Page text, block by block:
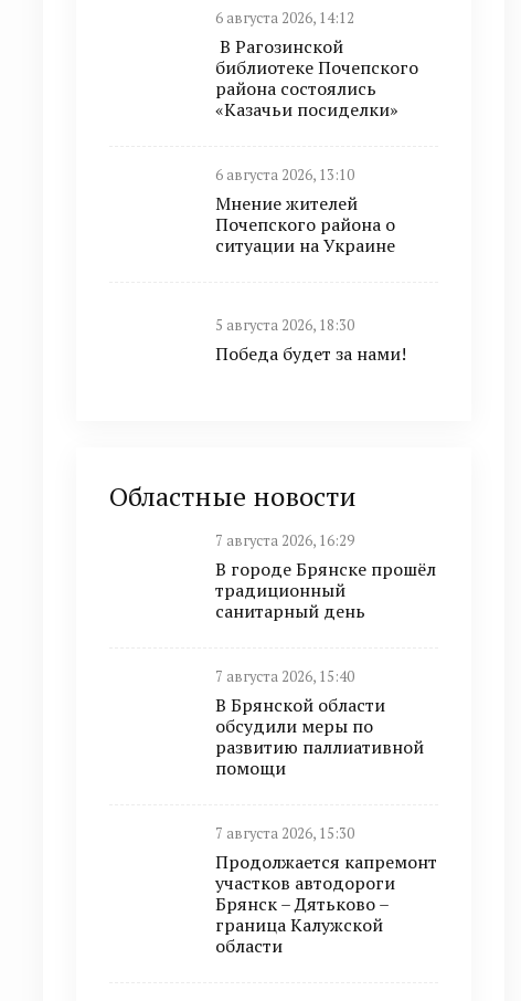
6 августа 2026, 14:12
В Рагозинской
библиотеке Почепского
района состоялись
«Казачьи посиделки»
6 августа 2026, 13:10
Мнение жителей
Почепского района о
ситуации на Украине
5 августа 2026, 18:30
Победа будет за нами!
Областные новости
7 августа 2026, 16:29
В городе Брянске прошёл
традиционный
санитарный день
7 августа 2026, 15:40
В Брянской области
обсудили меры по
развитию паллиативной
помощи
7 августа 2026, 15:30
Продолжается капремонт
участков автодороги
Брянск – Дятьково –
граница Калужской
области